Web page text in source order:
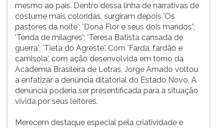
mesmo ao país. Dentro dessa linha de narrativas de
costume mais coloridas, surgiram depois 'Os
pastores da noite'; 'Dona Flor e seus dois maridos';
'Tenda de milagres'; 'Teresa Batista cansada de
guerra'; 'Tieta do Agreste'. Com 'Farda, fardão e
camisola', com ação desenvolvida em torno da
Academia Brasileira de Letras, Jorge Amado voltou
a enfatizar a denúncia ditatorial do Estado Novo. A
denúncia poderia ser presentificada para a situação
vivida por seus leitores.
Merecem destaque especial pela criatividade e